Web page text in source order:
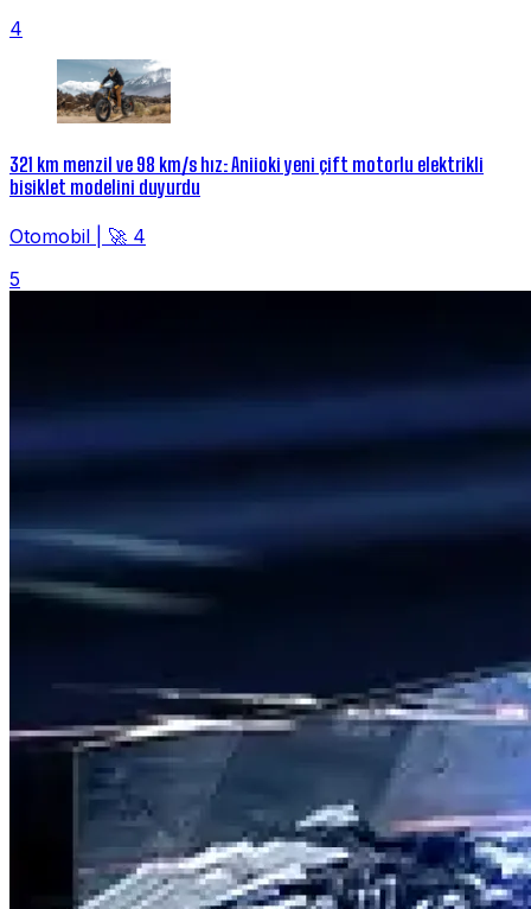
4
321 km menzil ve 98 km/s hız: Aniioki yeni çift motorlu elektrikli
bisiklet modelini duyurdu
Otomobil
🚀 4
5